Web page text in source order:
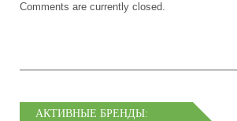
Comments are currently closed.
АКТИВНЫЕ БРЕНДЫ: